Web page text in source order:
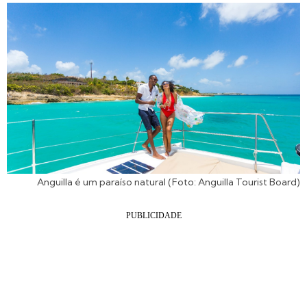
Anguilla é um paraíso natural (Foto: Anguilla Tourist Board)